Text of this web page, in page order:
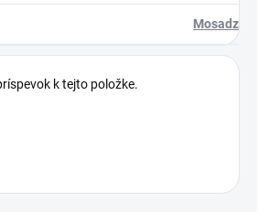
Mosadz
k tejto položke.